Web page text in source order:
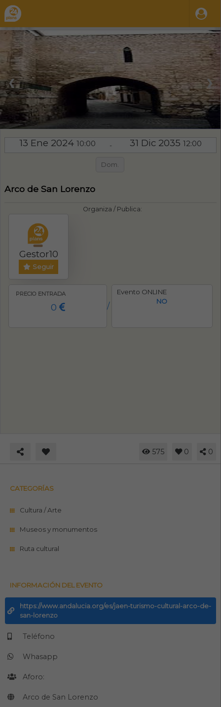
❮ ❯
13 Ene 2024 10:00 - 31 Dic 203512:00
Dom.
Arco de San Lorenzo
Organiza / Publica:
Gestor10
Seguir
PRECIO ENTRADA
0 /
Evento ONLINE
NO
575 0 0
CATEGORÍAS
Cultura / Arte
Museos y monumentos
Ruta cultural
INFORMACIÓN DEL EVENTO
https://www.andalucia.org/es/jaen-turismo-cultural-arco-de-
san-lorenzo
Teléfono
Whasapp
Aforo:
Arco de San Lorenzo